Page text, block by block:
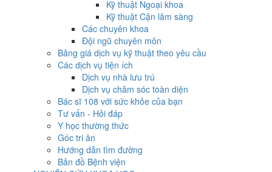
Kỹ thuật Ngoại khoa
Kỹ thuật Cận lâm sàng
Các chuyên khoa
Đội ngũ chuyên môn
Bảng giá dịch vụ kỹ thuật theo yêu cầu
Các dịch vụ tiện ích
Dịch vụ nhà lưu trú
Dịch vụ chăm sóc toàn diện
Bác sĩ 108 với sức khỏe của bạn
Tư vấn - Hỏi đáp
Y học thường thức
Góc tri ân
Hướng dẫn tìm đường
Bản đồ Bệnh viện